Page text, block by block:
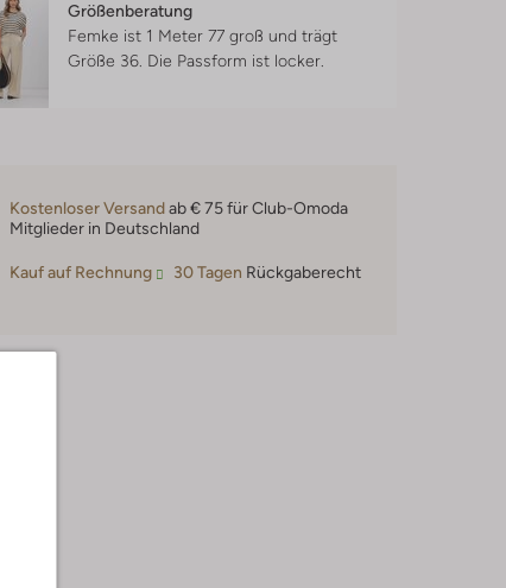
Größenberatung
Femke ist 1 Meter 77 groß und trägt
Größe 36. Die Passform ist locker
Kostenloser Versandab € 75 für Club-Omoda
Mitglieder in Deutschland
Kauf auf Rechnung 30 Tagen Rückgaberecht